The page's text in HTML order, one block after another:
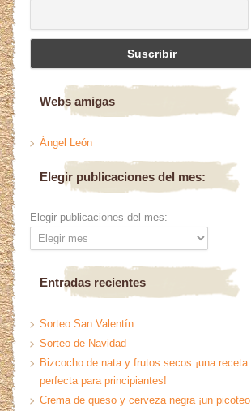
Webs amigas
Ángel León
Elegir publicaciones del mes:
Elegir publicaciones del mes:
Entradas recientes
Sorteo San Valentín
Sorteo de Navidad
Bizcocho de nata y frutos secos ¡una receta
perfecta para principiantes!
Crema de queso y cerveza negra ¡un picoteo